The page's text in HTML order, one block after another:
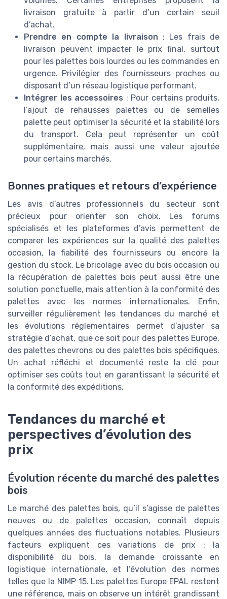
livraison gratuite à partir d’un certain seuil
d’achat.
Prendre en compte la livraison : Les frais de
livraison peuvent impacter le prix final, surtout
pour les palettes bois lourdes ou les commandes en
urgence. Privilégier des fournisseurs proches ou
disposant d’un réseau logistique performant.
Intégrer les accessoires : Pour certains produits,
l’ajout de rehausses palettes ou de semelles
palette peut optimiser la sécurité et la stabilité lors
du transport. Cela peut représenter un coût
supplémentaire, mais aussi une valeur ajoutée
pour certains marchés.
Bonnes pratiques et retours d’expérience
Les avis d’autres professionnels du secteur sont
précieux pour orienter son choix. Les forums
spécialisés et les plateformes d’avis permettent de
comparer les expériences sur la qualité des palettes
occasion, la fiabilité des fournisseurs ou encore la
gestion du stock. Le bricolage avec du bois occasion ou
la récupération de palettes bois peut aussi être une
solution ponctuelle, mais attention à la conformité des
palettes avec les normes internationales. Enfin,
surveiller régulièrement les tendances du marché et
les évolutions réglementaires permet d’ajuster sa
stratégie d’achat, que ce soit pour des palettes Europe,
des palettes chevrons ou des palettes bois spécifiques.
Un achat réfléchi et documenté reste la clé pour
optimiser ses coûts tout en garantissant la sécurité et
la conformité des expéditions.
Tendances du marché et
perspectives d’évolution des
prix
Évolution récente du marché des palettes
bois
Le marché des palettes bois, qu’il s’agisse de palettes
neuves ou de palettes occasion, connaît depuis
quelques années des fluctuations notables. Plusieurs
facteurs expliquent ces variations de prix : la
disponibilité du bois, la demande croissante en
logistique internationale, et l’évolution des normes
telles que la NIMP 15. Les palettes Europe EPAL restent
une référence, mais on observe un intérêt grandissant